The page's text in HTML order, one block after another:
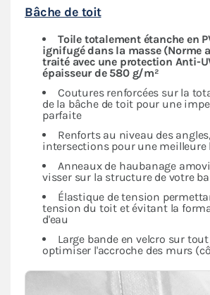
Bâche de toit
Toile totalement étanche en
ignifugé dans la masse (Norme
traité avec une protection Anti-
épaisseur de 580 g/m²
Coutures renforcées sur la
de la bâche de toit pour une
parfaite
Renforts au niveau des
intersections pour une meilleure
Anneaux de haubanage
visser sur la structure de votre
Élastique de tension
tension du toit et évitant la
d'eau
Large bande en velcro sur
optimiser l'accroche des murs